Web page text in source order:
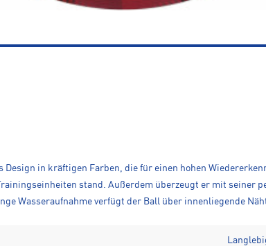
Design in kräftigen Farben, die für einen hohen
stand. Außerdem überzeugt er mit
Wasseraufnahme verfügt der Ball über innenliegende